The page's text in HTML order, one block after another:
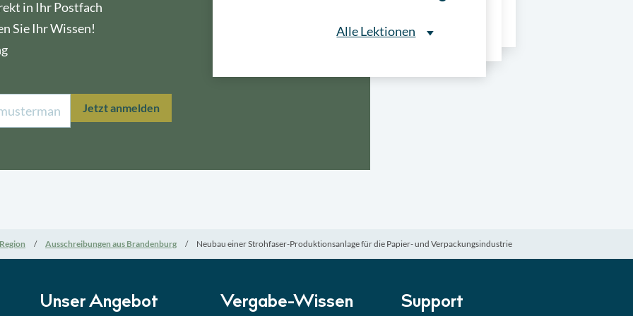
in Ihr Postfach
Sie Ihr Wissen!
Jetzt anmelden
Alle Lektionen
Alle Lektionen
Lektion 5 Eignung im Vergabeverfahren► 3:18 Min
Lektion 6 Abgabe von Angeboten Lektion
Region Ausschreibungen aus Brandenburg Neubau einer Strohfaser-Produktionsanlage für die Papier- und Verpackungsindustrie
Unser Angebot Vergabe-Wissen Support